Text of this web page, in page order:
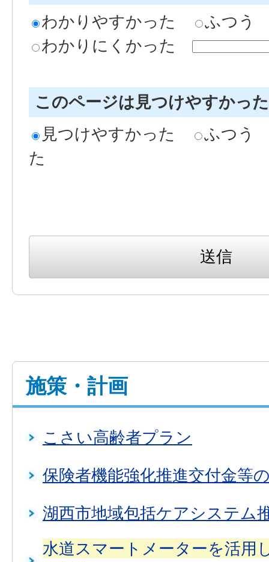
わかりやすかった
ふつう
わかりにくかった
このページは見つけやすかっ
見つけやすかった
ふつう
た
施策・計画
こさい高齢者プラン
保険者機能強化推進交付金等
湖西市地域包括ケアシステム
水道スマートメーターを活用